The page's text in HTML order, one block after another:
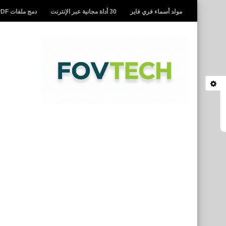
مولد أسماء فري فاير 30 أداة مجانية عبر الإنترنت دمج ملفات PDF